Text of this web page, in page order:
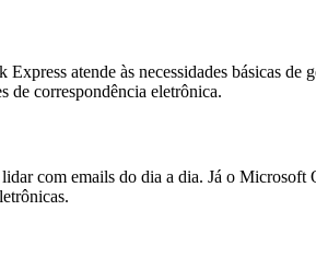
atende às necessidades básicas de
de correspondência eletrônica.
com emails do dia a dia. Já o Microsoft